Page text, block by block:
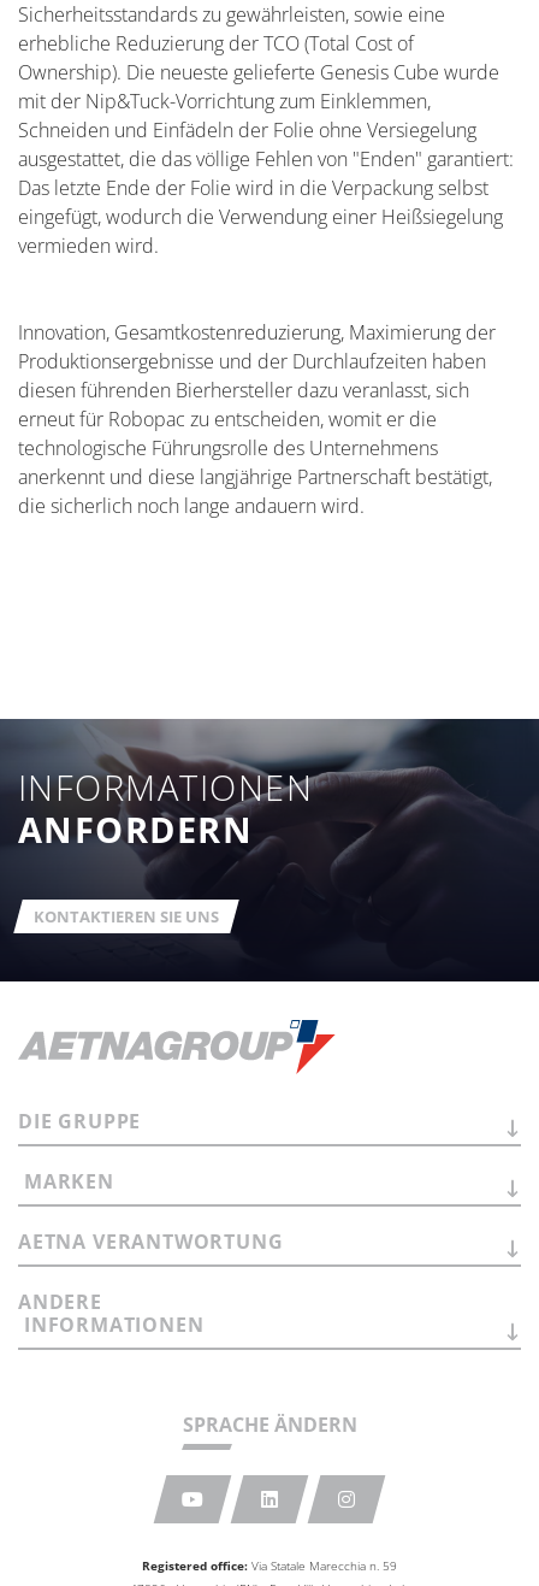
Sicherheitsstandards zu gewährleisten, sowie eine
erhebliche Reduzierung der TCO (Total Cost of
Ownership). Die neueste gelieferte Genesis Cube wurde
mit der Nip&Tuck-Vorrichtung zum Einklemmen,
Schneiden und Einfädeln der Folie ohne Versiegelung
ausgestattet, die das völlige Fehlen von "Enden" garantiert:
Das letzte Ende der Folie wird in die Verpackung selbst
eingefügt, wodurch die Verwendung einer Heißsiegelung
vermieden wird.
Innovation, Gesamtkostenreduzierung, Maximierung der
Produktionsergebnisse und der Durchlaufzeiten haben
diesen führenden Bierhersteller dazu veranlasst, sich
erneut für Robopac zu entscheiden, womit er die
technologische Führungsrolle des Unternehmens
anerkennt und diese langjährige Partnerschaft bestätigt,
die sicherlich noch lange andauern wird.
INFORMATIONEN
ANFORDERN
KONTAKTIEREN SIE UNS
Registered office: Via Statale Marecchia n. 59
SPRACHE ÄNDERN
DIE GRUPPE
MARKEN
AETNA VERANTWORTUNG
ANDERE
INFORMATIONEN